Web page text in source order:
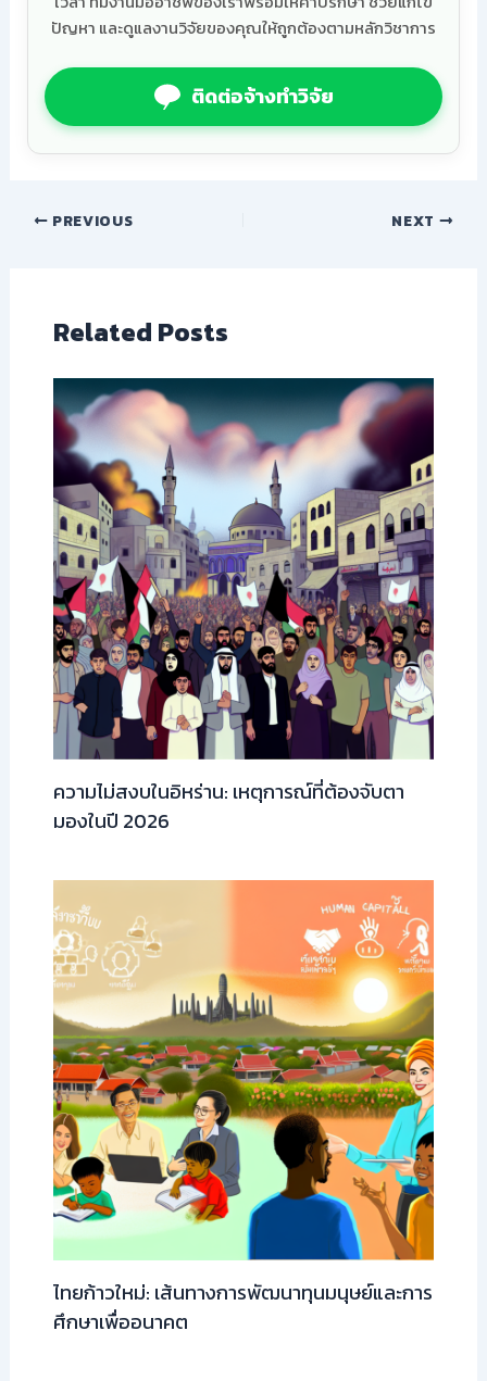
ปัญหา และดูแลงานวิจัยของคุณให้ถูกต้องตามหลักวิชาการ
ติดต่อจ้างทำวิจัย
PREVIOUS NEXT
Related Posts
ความไม่สงบในอิหร่าน: เหตุการณ์ที่ต้องจับตา
มองในปี 2026
ไทยก้าวใหม่: เส้นทางการพัฒนาทุนมนุษย์และการ
ศึกษาเพื่ออนาคต